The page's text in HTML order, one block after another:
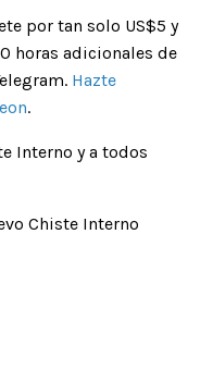
por tan solo US$5 y
horas adicionales de
Hazte
.
Interno y a todos
Chiste Interno